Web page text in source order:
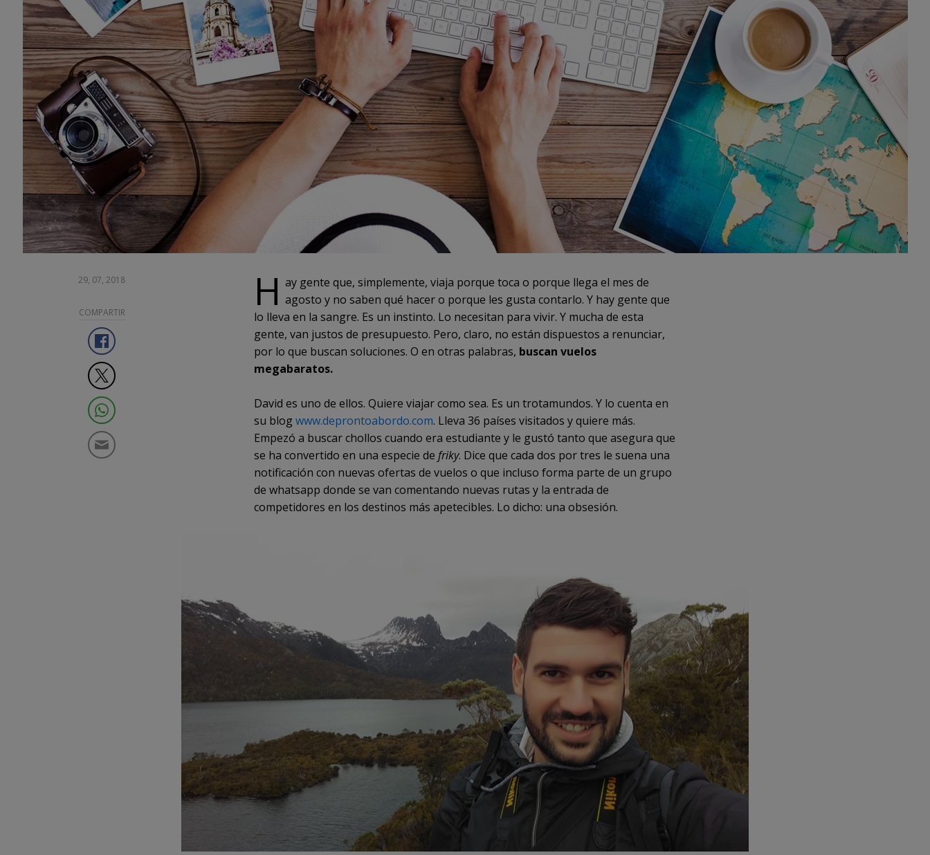
29, 07, 2018
COMPARTIR H ay gente que, simplemente, viaja porque toca o porque llega el mes de
agosto y no saben qué hacer o porque les gusta contarlo. Y hay gente que
lo lleva en la sangre. Es un instinto. Lo necesitan para vivir. Y mucha de esta
gente, van justos de presupuesto. Pero, claro, no están dispuestos a renunciar,
por lo que buscan soluciones. O en otras palabras, buscan vuelos
megabaratos.
David es uno de ellos. Quiere viajar como sea. Es un trotamundos. Y lo cuenta en
su blogwww.deprontoabordo.com. Lleva 36 países visitados y quiere más.
Empezó a buscar chollos cuando era estudiante y le gustó tanto que asegura que
se ha convertido en una especie defriky. Dice que cada dos por tres le suena una
notificación con nuevas ofertas de vuelos o que incluso forma parte de un grupo
de whatsapp donde se van comentando nuevas rutas y la entrada de
competidores en los destinos más apetecibles. Lo dicho: una obsesión.